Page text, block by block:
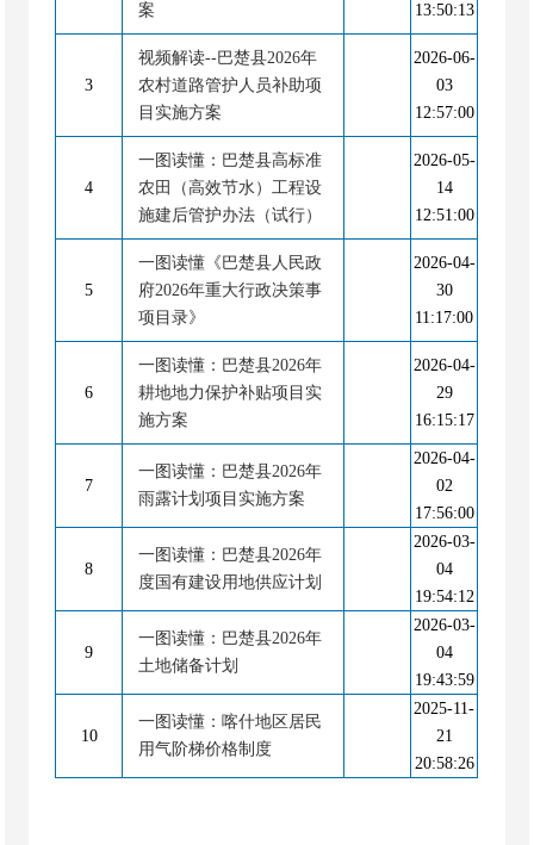
案
13:50:13
3
视频解读--巴楚县2026年
农村道路管护人员补助项
目实施方案
2026-06-
03
12:57:00
4
一图读懂：巴楚县高标准
农田（高效节水）工程设
施建后管护办法（试行）
2026-05-
14
12:51:00
5
一图读懂《巴楚县人民政
府2026年重大行政决策事
项目录》
2026-04-
30
11:17:00
6
一图读懂：巴楚县2026年
耕地地力保护补贴项目实
施方案
2026-04-
29
16:15:17
7
一图读懂：巴楚县2026年
雨露计划项目实施方案
2026-04-
02
17:56:00
8
一图读懂：巴楚县2026年
度国有建设用地供应计划
2026-03-
04
19:54:12
9
一图读懂：巴楚县2026年
土地储备计划
2026-03-
04
19:43:59
10
一图读懂：喀什地区居民
用气阶梯价格制度
2025-11-
21
20:58:26